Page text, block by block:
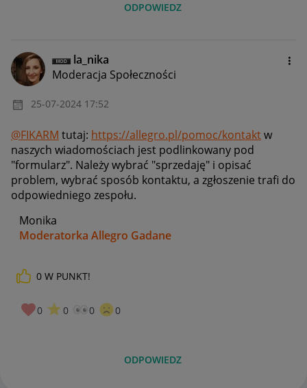
ODPOWIEDZ
la_nika
Moderacja Społeczności
‎25-07-2024 17:52
@FIKARM tutaj: https://allegro.pl/pomoc/kontaktw
naszych wiadomościach jest podlinkowany pod
"formularz". Należy wybrać "sprzedaję" i opisać
problem, wybrać sposób kontaktu, a zgłoszenie trafi do
odpowiedniego zespołu.
Monika
Moderatorka Allegro Gadane
0 W PUNKT!
0 0 0 0
ODPOWIEDZ